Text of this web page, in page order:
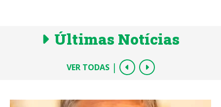
Últimas Notícias
VER TODAS |